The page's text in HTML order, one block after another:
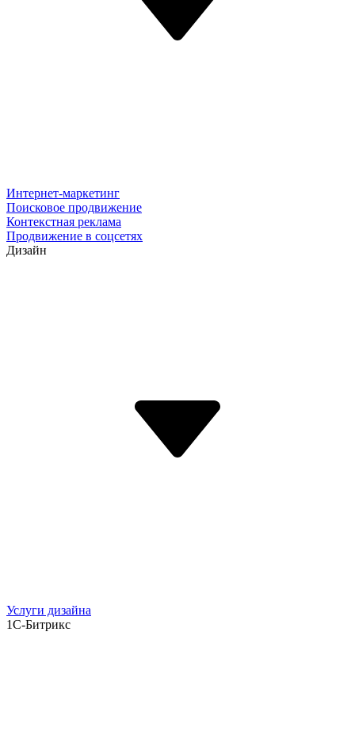
Интернет-маркетинг
Поисковое продвижение
Контекстная реклама
Продвижение в соцсетях
Дизайн
Услуги дизайна
1С-Битрикс